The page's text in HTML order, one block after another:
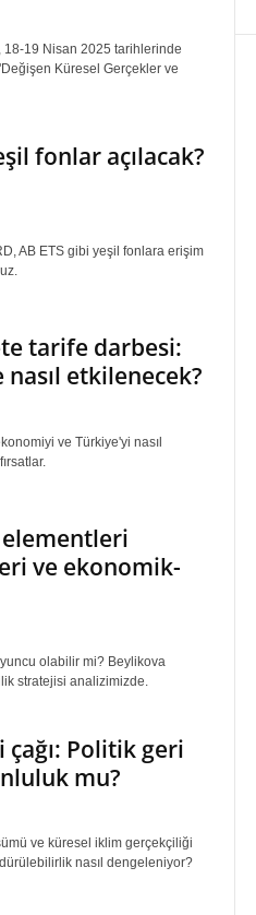
18-19 Nisan 2025 tarihlerinde
Küresel Gerçekler ve
fonlar açılacak?
AB ETS gibi yeşil fonlara erişim
tarife darbesi:
etkilenecek?
ve Türkiye'yi nasıl
ve ekonomik-
olabilir mi? Beylikova
stratejisi analizimizde.
Politik geri
mu?
ve küresel iklim gerçekçiliği
nasıl dengeleniyor?